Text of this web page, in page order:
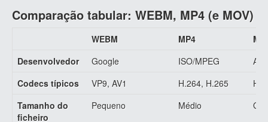
Comparação tabular: WEBM, MP4 (e MOV)
WEBM MP4
Desenvolvedor
Google ISO/MPEG
Codecs típicos
VP9, AV1 H.264, H.265
Tamanho do
ficheiro
Pequeno Médio